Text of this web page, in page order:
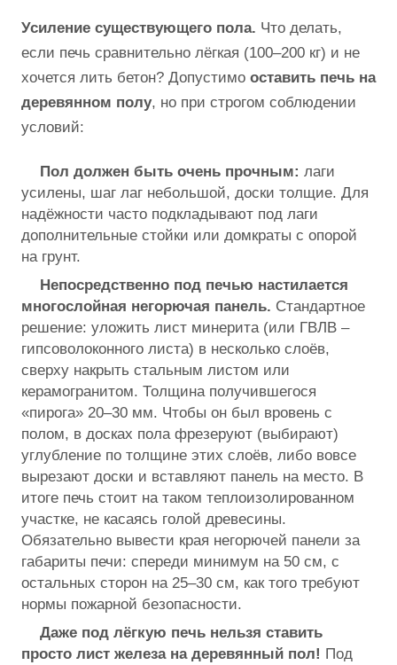
Усиление существующего пола. Что делать,
если печь сравнительно лёгкая (100–200 кг) и не
хочется лить бетон? Допустимо оставить печь на
деревянном полу, но при строгом соблюдении
условий:
Пол должен быть очень прочным: лаги
усилены, шаг лаг небольшой, доски толщие. Для
надёжности часто подкладывают под лаги
дополнительные стойки или домкраты с опорой
на грунт.
Непосредственно под печью настилается
многослойная негорючая панель. Стандартное
решение: уложить лист минерита (или ГВЛВ –
гипсоволоконного листа) в несколько слоёв,
сверху накрыть стальным листом или
керамогранитом. Толщина получившегося
«пирога» 20–30 мм. Чтобы он был вровень с
полом, в досках пола фрезеруют (выбирают)
углубление по толщине этих слоёв, либо вовсе
вырезают доски и вставляют панель на место. В
итоге печь стоит на таком теплоизолированном
участке, не касаясь голой древесины.
Обязательно вывести края негорючей панели за
габариты печи: спереди минимум на 50 см, с
остальных сторон на 25–30 см, как того требуют
нормы пожарной безопасности.
Даже под лёгкую печь нельзя ставить
просто лист железа на деревянный пол! Под